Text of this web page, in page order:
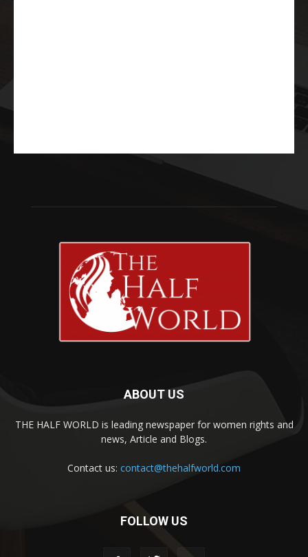
ABOUT US
THE HALF WORLD is leading newspaper for women rights and
news, Article and Blogs.
Contact us: contact@thehalfworld.com
FOLLOW US